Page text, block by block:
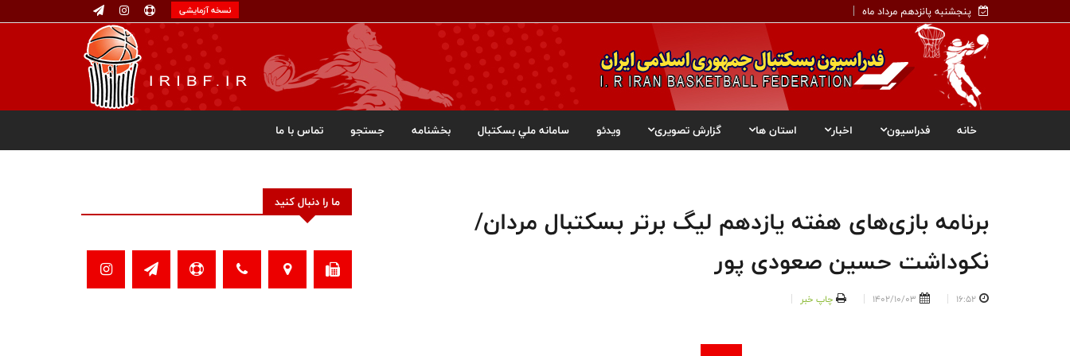
پنجشنبه پانزدهم مرداد ماه نسخه آزمایشی
خانه فدراسیون اخبار استان ها گزارش تصویری ویدئو سامانه ملي بسکتبال بخشنامه جستجو تماس با ما
برنامه بازی‌های هفته یازدهم لیگ برتر بسکتبال مردان/
نکوداشت حسین صعودی پور
16:52
1402/10/03 چاپ خبر
ما را دنبال کنید